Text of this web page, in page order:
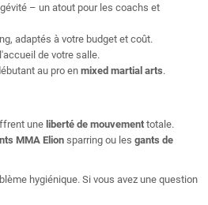
– un atout pour les coachs et
adaptés à votre budget et coût.
de votre salle.
au pro enmixed martial arts.
une liberté de mouvementtotale.
MMA Elionsparring ou les gants de
hygiénique. Si vous avez une question